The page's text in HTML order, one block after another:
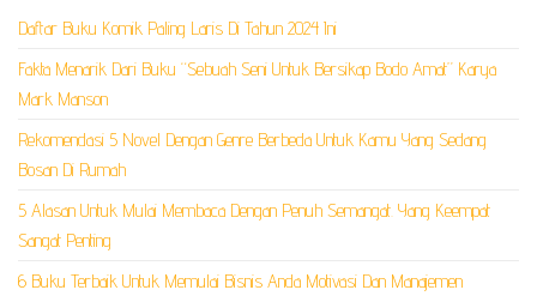
Daftar Buku Komik Paling Laris Di Tahun 2024 Ini
Fakta Menarik Dari Buku “Sebuah Seni Untuk Bersikap Bodo Amat” Karya
Mark Manson
Rekomendasi 5 Novel Dengan Genre Berbeda Untuk Kamu Yang Sedang
Bosan Di Rumah
5 Alasan Untuk Mulai Membaca Dengan Penuh Semangat. Yang Keempat
Sangat Penting
6 Buku Terbaik Untuk Memulai Bisnis Anda Motivasi Dan Manajemen